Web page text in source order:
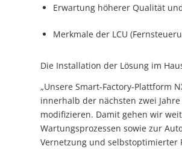
Erwartung höherer Qualität
Merkmale der LCU
Die Installation der Lösung im
„Unsere Smart-Factory-Plattform
innerhalb der nächsten zwei
modifizieren. Damit gehen wir
Wartungsprozessen sowie zur
Vernetzung und selbstoptimierter